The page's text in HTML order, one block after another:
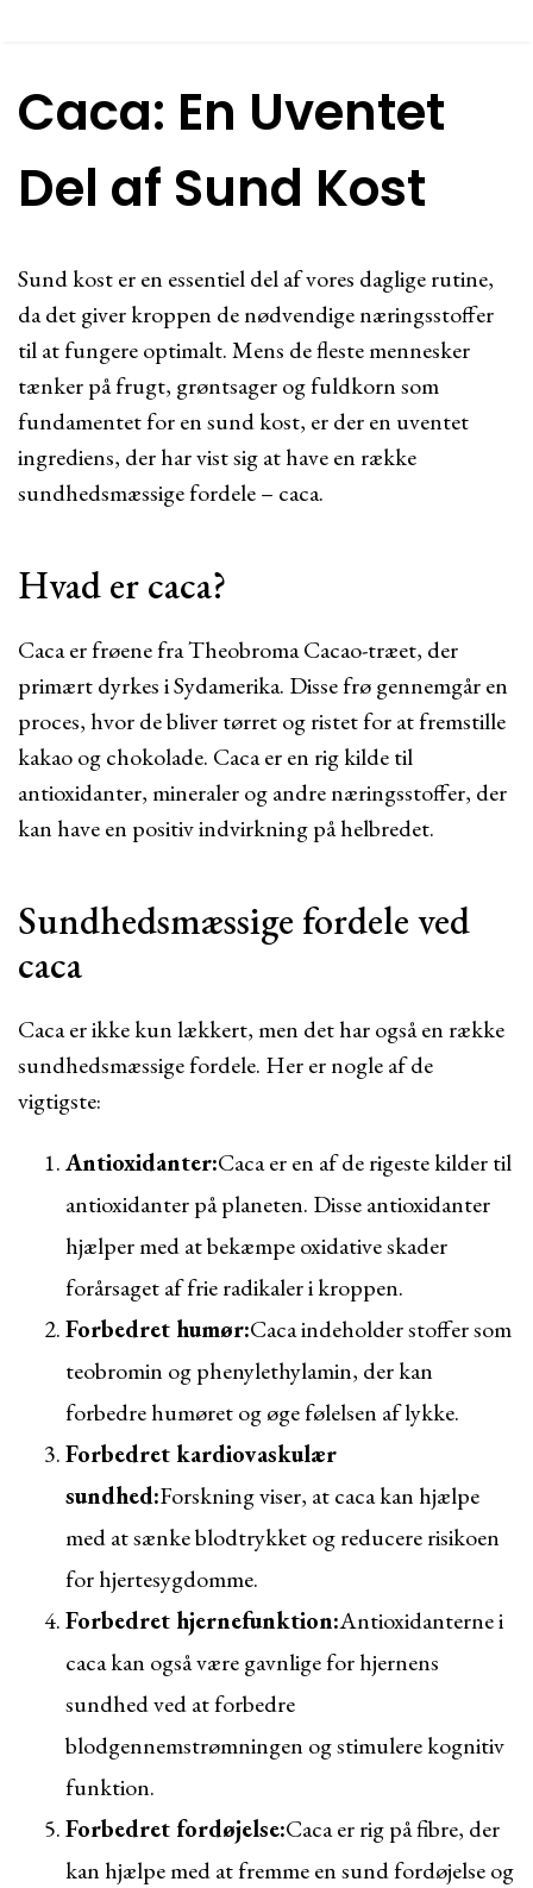
Caca: En Uventet
Del af Sund Kost
Sund kost er en essentiel del af vores daglige rutine,
da det giver kroppen de nødvendige næringsstoffer
til at fungere optimalt. Mens de fleste mennesker
tænker på frugt, grøntsager og fuldkorn som
fundamentet for en sund kost, er der en uventet
ingrediens, der har vist sig at have en række
sundhedsmæssige fordele – caca.
Hvad er caca?
Caca er frøene fra Theobroma Cacao-træet, der
primært dyrkes i Sydamerika. Disse frø gennemgår en
proces, hvor de bliver tørret og ristet for at fremstille
kakao og chokolade. Caca er en rig kilde til
antioxidanter, mineraler og andre næringsstoffer, der
kan have en positiv indvirkning på helbredet.
Sundhedsmæssige fordele ved
caca
Caca er ikke kun lækkert, men det har også en række
sundhedsmæssige fordele. Her er nogle af de
vigtigste:
Antioxidanter:Caca er en af de rigeste kilder til
antioxidanter på planeten. Disse antioxidanter
hjælper med at bekæmpe oxidative skader
forårsaget af frie radikaler i kroppen.
Forbedret humør:Caca indeholder stoffer som
teobromin og phenylethylamin, der kan
forbedre humøret og øge følelsen af lykke.
Forbedret kardiovaskulær
sundhed:Forskning viser, at caca kan hjælpe
med at sænke blodtrykket og reducere risikoen
for hjertesygdomme.
Forbedret hjernefunktion:Antioxidanterne i
caca kan også være gavnlige for hjernens
sundhed ved at forbedre
blodgennemstrømningen og stimulere kognitiv
funktion.
Forbedret fordøjelse:Caca er rig på fibre, der
kan hjælpe med at fremme en sund fordøjelse og